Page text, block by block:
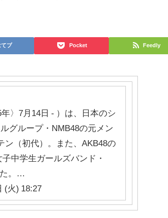
てブ Pocket Feedly
〉7月14日 - ）は、日本のシ
グループ・NMB48の元メン
ン（初代）。また、AKB48の
中学生ガールズバンド・
。…
(火) 18:27